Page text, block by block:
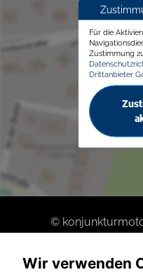
Für die
Zustimmung
Drittanbieter
©
Wir verwenden